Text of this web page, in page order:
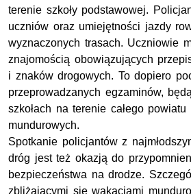
terenie szkoły podstawowej.
uczniów oraz umiejętności jazdy
wyznaczonych trasach. Uczniowie
znajomością obowiązujących
i znaków drogowych. To dopiero
przeprowadzanych egzaminów,
szkołach na terenie całego
mundurowych.
Spotkanie policjantów z
dróg jest też okazją do
bezpieczeństwa na drodze.
zbliżającymi się wakacjami